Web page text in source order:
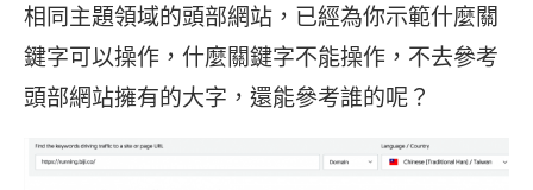
相同主題領域的頭部網站，已經為你示範什麼關
鍵字可以操作，什麼關鍵字不能操作，不去參考
頭部網站擁有的大字，還能參考誰的呢？